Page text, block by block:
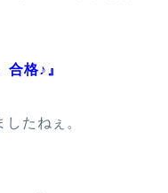
格♪』
たねぇ。